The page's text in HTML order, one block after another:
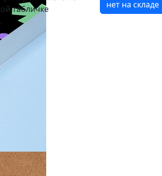
табличке
нет на складе